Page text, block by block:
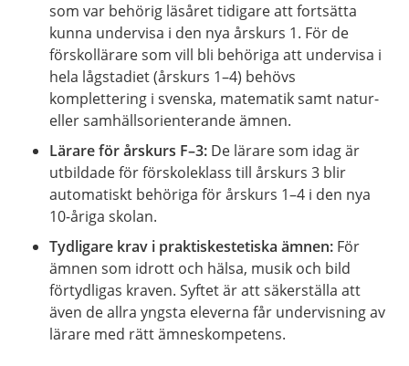
som var behörig läsåret tidigare att fortsätta
kunna undervisa i den nya årskurs 1. För de
förskollärare som vill bli behöriga att undervisa i
hela lågstadiet (årskurs 1–4) behövs
komplettering i svenska, matematik samt natur-
eller samhällsorienterande ämnen.
Lärare för årskurs F–3: De lärare som idag är
utbildade för förskoleklass till årskurs 3 blir
automatiskt behöriga för årskurs 1–4 i den nya
10-åriga skolan.
Tydligare krav i praktiskestetiska ämnen: För
ämnen som idrott och hälsa, musik och bild
förtydligas kraven. Syftet är att säkerställa att
även de allra yngsta eleverna får undervisning av
lärare med rätt ämneskompetens.